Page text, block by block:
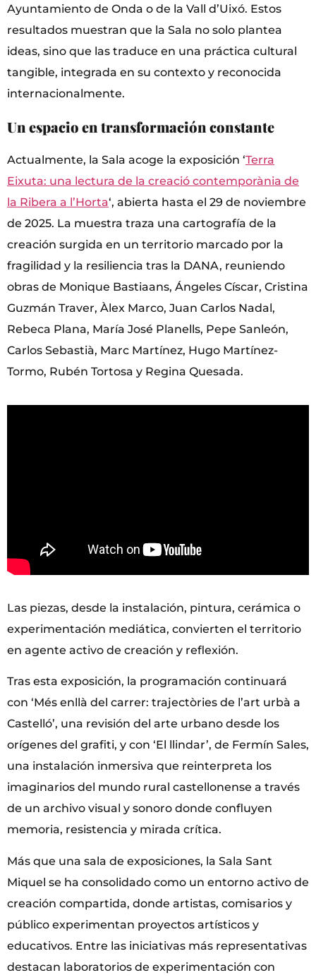
Ayuntamiento de Onda o de la Vall d’Uixó. Estos
resultados muestran que la Sala no solo plantea
ideas, sino que las traduce en una práctica cultural
tangible, integrada en su contexto y reconocida
internacionalmente.
Un espacio en transformación constante
Actualmente, la Sala acoge la exposición ‘Terra
Eixuta: una lectura de la creació contemporània de
la Ribera a l’Horta‘, abierta hasta el 29 de noviembre
de 2025. La muestra traza una cartografía de la
creación surgida en un territorio marcado por la
fragilidad y la resiliencia tras la DANA, reuniendo
obras de Monique Bastiaans, Ángeles Císcar, Cristina
Guzmán Traver, Àlex Marco, Juan Carlos Nadal,
Rebeca Plana, María José Planells, Pepe Sanleón,
Carlos Sebastià, Marc Martínez, Hugo Martínez-
Tormo, Rubén Tortosa y Regina Quesada.
Las piezas, desde la instalación, pintura, cerámica o
experimentación mediática, convierten el territorio
en agente activo de creación y reflexión.
Tras esta exposición, la programación continuará
con ‘Més enllà del carrer: trajectòries de l’art urbà a
Castelló’, una revisión del arte urbano desde los
orígenes del grafiti, y con ‘El llindar’, de Fermín Sales,
una instalación inmersiva que reinterpreta los
imaginarios del mundo rural castellonense a través
de un archivo visual y sonoro donde confluyen
memoria, resistencia y mirada crítica.
Más que una sala de exposiciones, la Sala Sant
Miquel se ha consolidado como un entorno activo de
creación compartida, donde artistas, comisarios y
público experimentan proyectos artísticos y
educativos. Entre las iniciativas más representativas
destacan laboratorios de experimentación con